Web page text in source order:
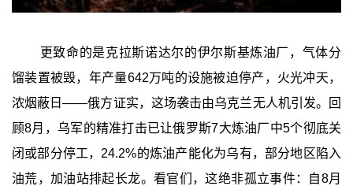
更致命的是克拉斯诺达尔的伊尔斯基炼油厂，气体分
馏装置被毁，年产量642万吨的设施被迫停产，火光冲天，
浓烟蔽日——俄方证实，这场袭击由乌克兰无人机引发。回
顾8月，乌军的精准打击已让俄罗斯7大炼油厂中5个彻底关
闭或部分停工，24.2%的炼油产能化为乌有，部分地区陷入
油荒，加油站排起长龙。看官们，这绝非孤立事件：自8月